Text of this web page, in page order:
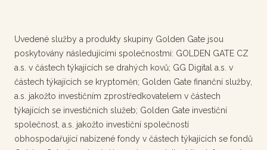
Uvedené služby a produkty skupiny Golden Gate jsou
poskytovány následujícími společnostmi: GOLDEN GATE CZ
a.s. v částech týkajících se drahých kovů; GG Digital a.s. v
částech týkajících se kryptoměn; Golden Gate finanční služby,
a.s. jakožto investičním zprostředkovatelem v částech
týkajících se investičních služeb; Golden Gate investiční
společnost, a.s. jakožto investiční společností
obhospodařující nabízené fondy v částech týkajících se fondů